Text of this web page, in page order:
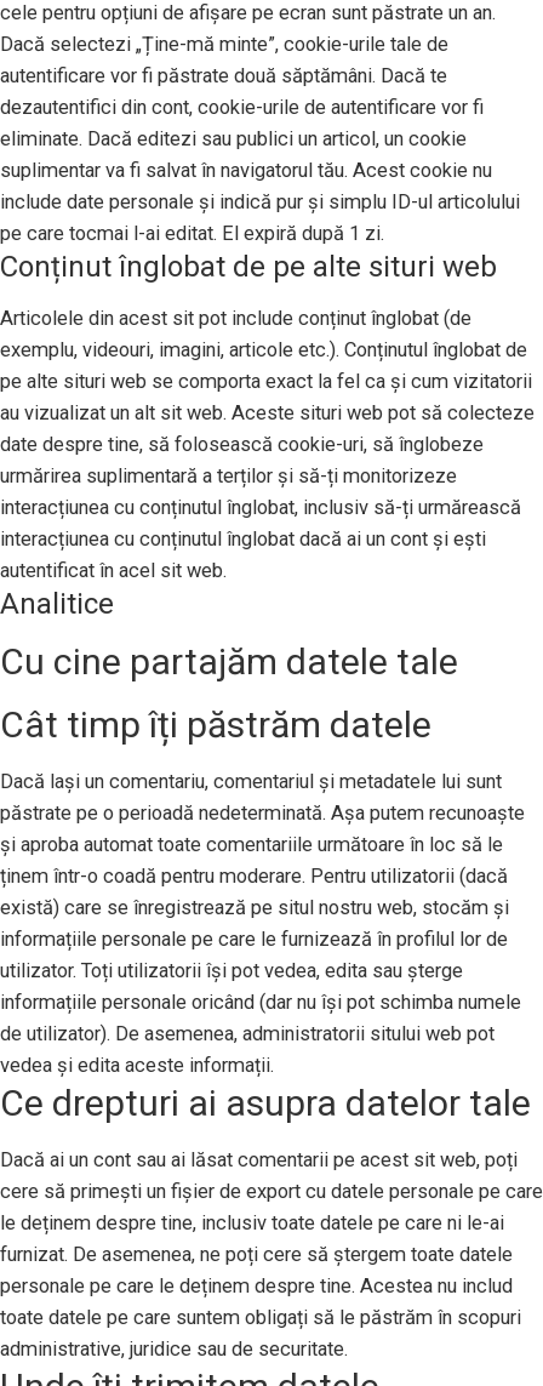
cele pentru opțiuni de afișare pe ecran sunt păstrate un an.
Dacă selectezi „Ține-mă minte”, cookie-urile tale de
autentificare vor fi păstrate două săptămâni. Dacă te
dezautentifici din cont, cookie-urile de autentificare vor fi
eliminate. Dacă editezi sau publici un articol, un cookie
suplimentar va fi salvat în navigatorul tău. Acest cookie nu
include date personale și indică pur și simplu ID-ul articolului
pe care tocmai l-ai editat. El expiră după 1 zi.
Conținut înglobat de pe alte situri web
Articolele din acest sit pot include conținut înglobat (de
exemplu, videouri, imagini, articole etc.). Conținutul înglobat de
pe alte situri web se comporta exact la fel ca și cum vizitatorii
au vizualizat un alt sit web. Aceste situri web pot să colecteze
date despre tine, să folosească cookie-uri, să înglobeze
urmărirea suplimentară a terților și să-ți monitorizeze
interacțiunea cu conținutul înglobat, inclusiv să-ți urmărească
interacțiunea cu conținutul înglobat dacă ai un cont și ești
autentificat în acel sit web.
Analitice
Cu cine partajăm datele tale
Cât timp îți păstrăm datele
Dacă lași un comentariu, comentariul și metadatele lui sunt
păstrate pe o perioadă nedeterminată. Așa putem recunoaște
și aproba automat toate comentariile următoare în loc să le
ținem într-o coadă pentru moderare. Pentru utilizatorii (dacă
există) care se înregistrează pe situl nostru web, stocăm și
informațiile personale pe care le furnizează în profilul lor de
utilizator. Toți utilizatorii își pot vedea, edita sau șterge
informațiile personale oricând (dar nu își pot schimba numele
de utilizator). De asemenea, administratorii sitului web pot
vedea și edita aceste informații.
Ce drepturi ai asupra datelor tale
Dacă ai un cont sau ai lăsat comentarii pe acest sit web, poți
cere să primești un fișier de export cu datele personale pe care
le deținem despre tine, inclusiv toate datele pe care ni le-ai
furnizat. De asemenea, ne poți cere să ștergem toate datele
personale pe care le deținem despre tine. Acestea nu includ
toate datele pe care suntem obligați să le păstrăm în scopuri
administrative, juridice sau de securitate.